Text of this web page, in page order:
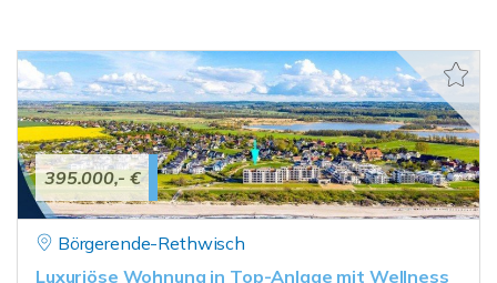
395.000,- €
Börgerende-Rethwisch
Luxuriöse Wohnung in Top-Anlage mit Wellness